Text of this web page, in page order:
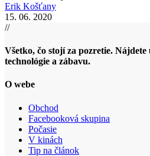
Erik Košťany
15. 06. 2020
//
Všetko, čo stojí za pozretie.
technológie a zábavu.
O webe
Obchod
Facebooková skupina
Počasie
V kinách
Tip na článok